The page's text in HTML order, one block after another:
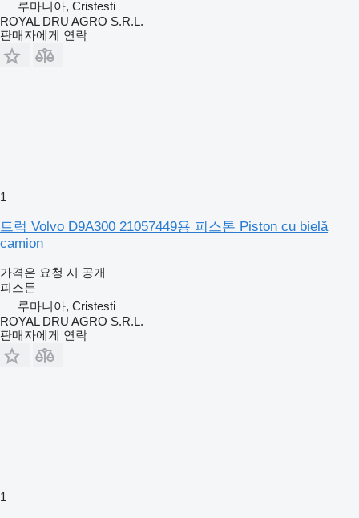
루마니아, Cristesti
ROYAL DRU AGRO S.R.L.
판매자에게 연락
1
트럭 Volvo D9A300 21057449용 피스톤 Piston cu bielă
camion
가격은 요청 시 공개
피스톤
루마니아, Cristesti
ROYAL DRU AGRO S.R.L.
판매자에게 연락
1